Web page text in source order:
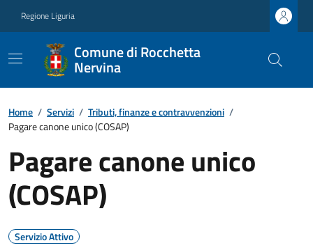
Regione Liguria
Comune di Rocchetta
Nervina
Home / Servizi / Tributi, finanze e contravvenzioni /
Pagare canone unico (COSAP)
Pagare canone unico
(COSAP)
Servizio Attivo